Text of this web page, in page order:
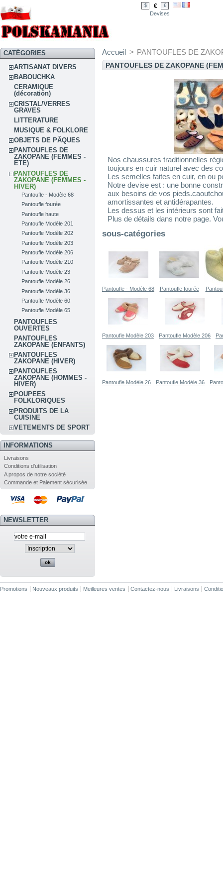
$ € £
Devises
CATÉGORIES
ARTISANAT DIVERS
BABOUCHKA
CERAMIQUE
(décoration)
CRISTAL/VERRES
GRAVES
LITTERATURE
MUSIQUE & FOLKLORE
OBJETS DE PÂQUES
PANTOUFLES DE
ZAKOPANE (FEMMES -
ETE)
PANTOUFLES DE
ZAKOPANE (FEMMES -
HIVER)
Pantoufle - Modèle 68
Pantoufle fourée
Pantoufle haute
Pantoufle Modèle 201
Pantoufle Modèle 202
Pantoufle Modèle 203
Pantoufle Modèle 206
Pantoufle Modèle 210
Pantoufle Modèle 23
Pantoufle Modèle 26
Pantoufle Modèle 36
Pantoufle Modèle 60
Pantoufle Modèle 65
PANTOUFLES
OUVERTES
PANTOUFLES
ZAKOPANE (ENFANTS)
PANTOUFLES
ZAKOPANE (HIVER)
PANTOUFLES
ZAKOPANE (HOMMES -
HIVER)
POUPEES
FOLKLORIQUES
PRODUITS DE LA
CUISINE
VETEMENTS DE SPORT
INFORMATIONS
Livraisons
Conditions d'utilisation
A propos de notre société
Commande et Paiement sécurisée
NEWSLETTER
Accueil > PANTOUFLES DE
PANTOUFLES DE ZAKOPANE
Nos chaussures traditionnelles
toujours en cuir naturel avec des
Les semelles faites en cuir, en ou
Notre devise est : une bonne
aux besoins de vos
amortissantes et antidérapantes.
Les dessus et les intérieurs sont
Plus de détails dans notre page.
sous-catégories
Pantoufle - Modèle 68 Pantoufle fourée
Pantoufle Modèle 203 Pantoufle Modèle 206
Pantoufle Modèle 26 Pantoufle Modèle 36
Promotions Nouveaux produits Meilleures ventes Contactez-nous Livraisons